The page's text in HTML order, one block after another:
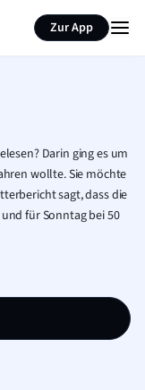
Zur App
Darin ging es um
wollte. Sie möchte
sagt, dass die
für Sonntag bei 50
zusammenfassen